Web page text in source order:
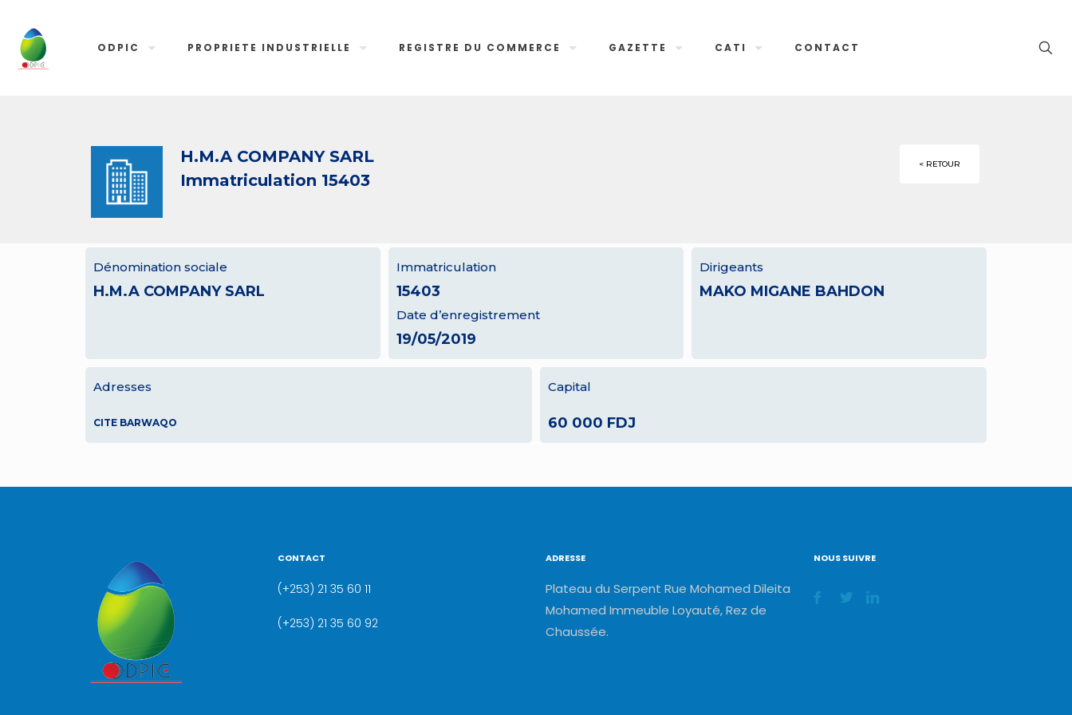
ODPIC PROPRIETE INDUSTRIELLE REGISTRE DU COMMERCE GAZETTE CATI CONTACT
H.M.A COMPANY SARL
Immatriculation 15403
< RETOUR
Dénomination sociale
H.M.A COMPANY SARL
Immatriculation
15403
Date d’enregistrement
19/05/2019
Dirigeants
MAKO MIGANE BAHDON
Adresses
CITE BARWAQO
Capital
60 000 FDJ
CONTACT
(+253) 21 35 60 11
(+253) 21 35 60 92
ADRESSE
Plateau du Serpent Rue Mohamed Dileita
Mohamed Immeuble Loyauté, Rez de
Chaussée.
NOUS SUIVRE